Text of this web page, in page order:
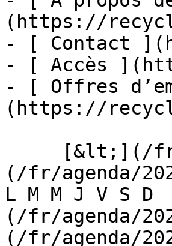
(https://
- [ Contact
- [ Accès
- [ Offres
(https://
(/fr/agenda/
L M M J V S
(/fr/agenda/
(/fr/agenda/